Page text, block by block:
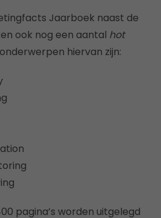
Jaarboek naast de
ook nog een aantal hot
hiervan zijn:
pagina’s worden uitgelegd